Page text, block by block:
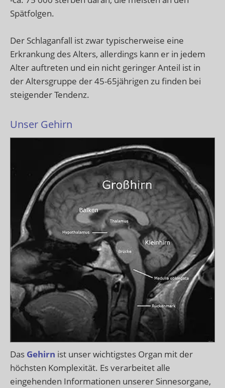
Spätfolgen.
Der Schlaganfall ist zwar typischerweise eine
Erkrankung des Alters, allerdings kann er in jedem
Alter auftreten und ein nicht geringer Anteil ist in
der Altersgruppe der 45-65jährigen zu finden bei
steigender Tendenz.
Unser Gehirn
Das Gehirn ist unser wichtigstes Organ mit der
höchsten Komplexität. Es verarbeitet alle
eingehenden Informationen unserer Sinnesorgane,